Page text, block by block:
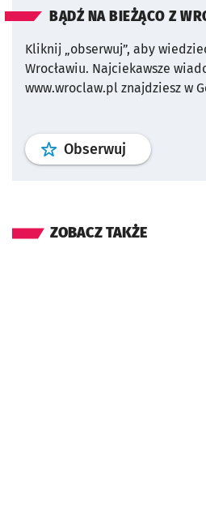
BĄDŹ NA BIEŻĄCO Z
Kliknij „obserwuj”, aby
Wrocławiu. Najciekawsze
www.wroclaw.pl znajdziesz w
Obserwuj profil
ZOBACZ TAKŻE